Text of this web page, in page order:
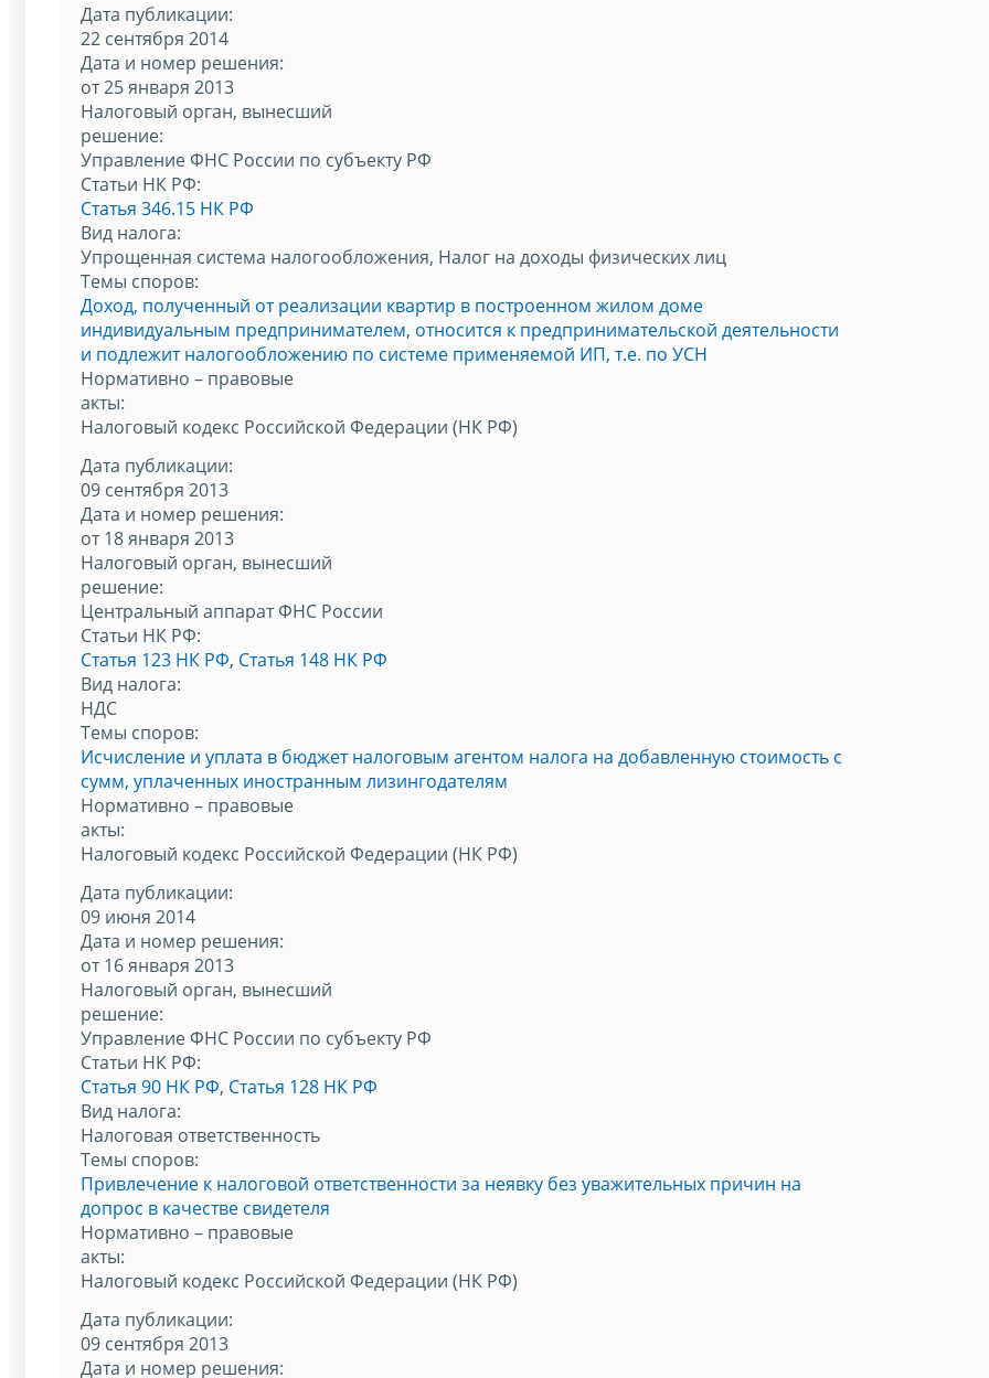
Дата публикации:
22 сентября 2014
Дата и номер решения:
от 25 января 2013
Налоговый орган, вынесший
решение:
Управление ФНС России по субъекту РФ
Статьи НК РФ:
Статья 346.15 НК РФ
Вид налога:
Упрощенная система налогообложения, Налог на доходы физических лиц
Темы споров:
Доход, полученный от реализации квартир в построенном жилом доме
индивидуальным предпринимателем, относится к предпринимательской деятельности
и подлежит налогообложению по системе применяемой ИП, т.е. по УСН
Нормативно – правовые
акты:
Налоговый кодекс Российской Федерации (НК РФ)
Дата публикации:
09 сентября 2013
Дата и номер решения:
от 18 января 2013
Налоговый орган, вынесший
решение:
Центральный аппарат ФНС России
Статьи НК РФ:
Статья 123 НК РФ, Статья 148 НК РФ
Вид налога:
НДС
Темы споров:
Исчисление и уплата в бюджет налоговым агентом налога на добавленную стоимость с
сумм, уплаченных иностранным лизингодателям
Нормативно – правовые
акты:
Налоговый кодекс Российской Федерации (НК РФ)
Дата публикации:
09 июня 2014
Дата и номер решения:
от 16 января 2013
Налоговый орган, вынесший
решение:
Управление ФНС России по субъекту РФ
Статьи НК РФ:
Статья 90 НК РФ, Статья 128 НК РФ
Вид налога:
Налоговая ответственность
Темы споров:
Привлечение к налоговой ответственности за неявку без уважительных причин на
допрос в качестве свидетеля
Нормативно – правовые
акты:
Налоговый кодекс Российской Федерации (НК РФ)
Дата публикации:
09 сентября 2013
Дата и номер решения: